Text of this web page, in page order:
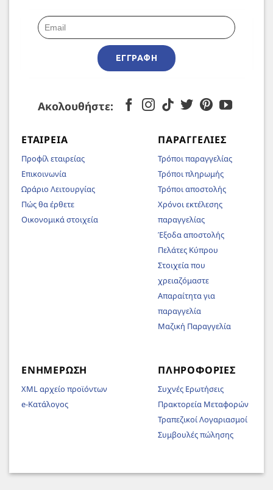
ΕΓΓΡΑΦΉ
Ακολουθήστε:
ΕΤΑΙΡΕΊΑ
Προφίλ εταιρείας
Επικοινωνία
Ωράριο Λειτουργίας
Πώς θα έρθετε
Οικονομικά στοιχεία
ΠΑΡΑΓΓΕΛΊΕΣ
Τρόποι παραγγελίας
Τρόποι πληρωμής
Τρόποι αποστολής
Χρόνοι εκτέλεσης
παραγγελίας
Έξοδα αποστολής
Πελάτες Κύπρου
Στοιχεία που
χρειαζόμαστε
Απαραίτητα για
παραγγελία
Μαζική Παραγγελία
ΕΝΗΜΈΡΩΣΗ
XML αρχείο προϊόντων
e-Κατάλογος
ΠΛΗΡΟΦΟΡΊΕΣ
Συχνές Ερωτήσεις
Πρακτορεία Μεταφορών
Τραπεζικοί Λογαριασμοί
Συμβουλές πώλησης